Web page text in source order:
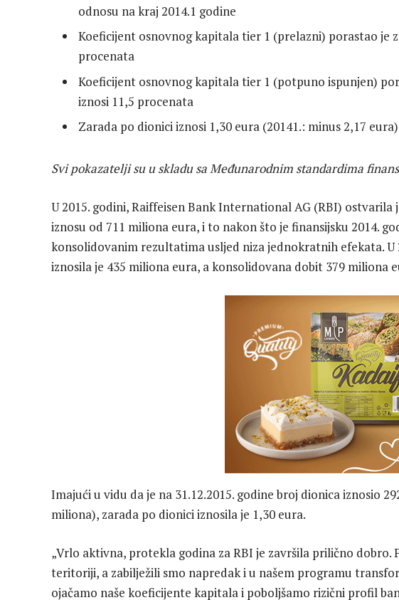
odnosu na kraj 2014.1 godine
Koeficijent osnovnog kapitala tier 1 (prelazni) porastao je
procenata
Koeficijent osnovnog kapitala tier 1 (potpuno ispunjen)
iznosi 11,5 procenata
Zarada po dionici iznosi 1,30 eura (20141.: minus 2,17 eura)
Svi pokazatelji su u skladu sa Međunarodnim standardima
U 2015. godini, Raiffeisen Bank International AG (RBI)
iznosu od 711 miliona eura, i to nakon što je finansijsku 2014.
konsolidovanim rezultatima usljed niza jednokratnih efekata.
iznosila je 435 miliona eura, a konsolidovana dobit 379 miliona
Imajući u vidu da je na 31.12.2015. godine broj dionica iznosio
miliona), zarada po dionici iznosila je 1,30 eura.
„Vrlo aktivna, protekla godina za RBI je završila prilično dobro.
teritoriji, a zabilježili smo napredak i u našem programu
ojačamo naše koeficijente kapitala i poboljšamo rizični profil